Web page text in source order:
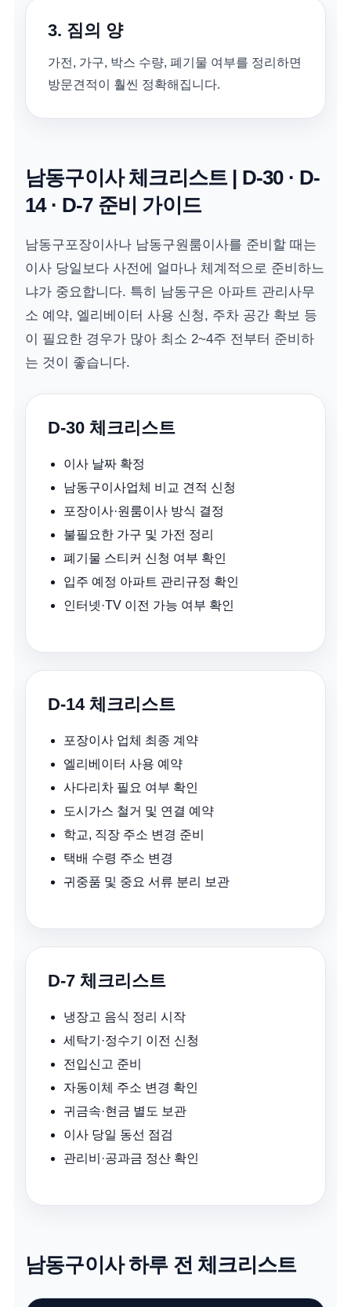
3. 짐의 양
가전, 가구, 박스 수량, 폐기물 여부를 정리하면
방문견적이 훨씬 정확해집니다.
남동구이사 체크리스트 | D-30 · D-
14 · D-7 준비 가이드
남동구포장이사나 남동구원룸이사를 준비할 때는
이사 당일보다 사전에 얼마나 체계적으로 준비하느
냐가 중요합니다. 특히 남동구은 아파트 관리사무
소 예약, 엘리베이터 사용 신청, 주차 공간 확보 등
이 필요한 경우가 많아 최소 2~4주 전부터 준비하
는 것이 좋습니다.
D-30 체크리스트
이사 날짜 확정
남동구이사업체 비교 견적 신청
포장이사·원룸이사 방식 결정
불필요한 가구 및 가전 정리
폐기물 스티커 신청 여부 확인
입주 예정 아파트 관리규정 확인
인터넷·TV 이전 가능 여부 확인
D-14 체크리스트
포장이사 업체 최종 계약
엘리베이터 사용 예약
사다리차 필요 여부 확인
도시가스 철거 및 연결 예약
학교, 직장 주소 변경 준비
택배 수령 주소 변경
귀중품 및 중요 서류 분리 보관
D-7 체크리스트
냉장고 음식 정리 시작
세탁기·정수기 이전 신청
전입신고 준비
자동이체 주소 변경 확인
귀금속·현금 별도 보관
이사 당일 동선 점검
관리비·공과금 정산 확인
남동구이사 하루 전 체크리스트